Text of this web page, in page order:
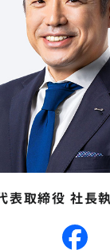
表取締役 社長